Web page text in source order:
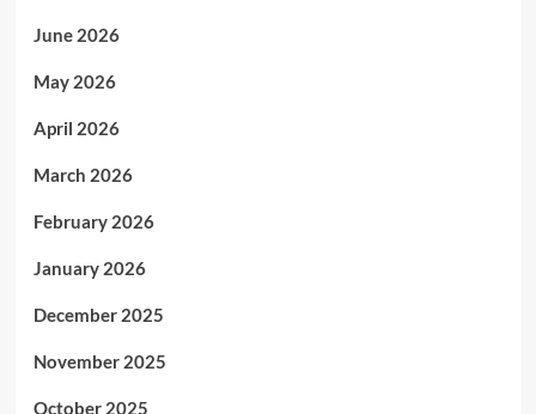
June 2026
May 2026
April 2026
March 2026
February 2026
January 2026
December 2025
November 2025
October 2025